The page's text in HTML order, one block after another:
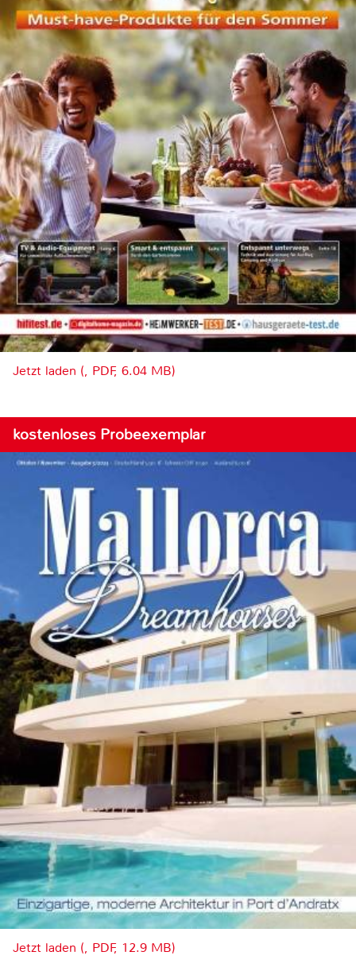
Jetzt laden (, PDF, 6.04 MB)
kostenloses Probeexemplar
Jetzt laden (, PDF, 12.9 MB)